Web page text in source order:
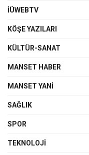
İÜWEBTV
KÖŞE YAZILARI
KÜLTÜR-SANAT
MANSET HABER
MANSET YANI
SAĞLIK
SPOR
TEKNOLOJI